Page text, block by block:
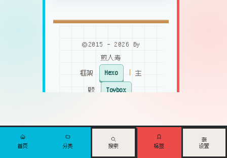
©2015 - 2026 By
煎人寿
框架 Hexo 主
题 Toybox
首页 分类 搜索 标签 设置